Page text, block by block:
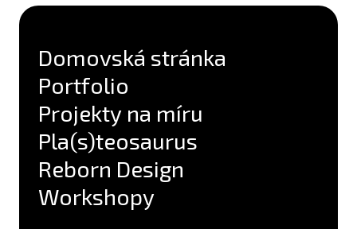
Domovská stránka
Portfolio
Projekty na míru
Pla(s)teosaurus
Reborn Design
Workshopy